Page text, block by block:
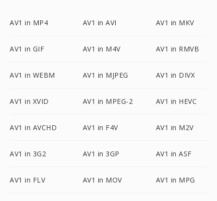
AV1 in MP4 AV1 in AVI AV1 in MKV
AV1 in GIF AV1 in M4V AV1 in RMVB
AV1 in WEBM AV1 in MJPEG AV1 in DIVX
AV1 in XVID AV1 in MPEG-2 AV1 in HEVC
AV1 in AVCHD AV1 in F4V AV1 in M2V
AV1 in 3G2 AV1 in 3GP AV1 in ASF
AV1 in FLV AV1 in MOV AV1 in MPG